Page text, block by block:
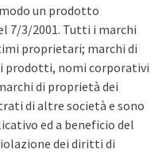
un prodotto
7/3/2001. Tutti i marchi
proprietari; marchi di
prodotti, nomi corporativi
di proprietà dei
di altre società e sono
ed a beneficio del
dei diritti di